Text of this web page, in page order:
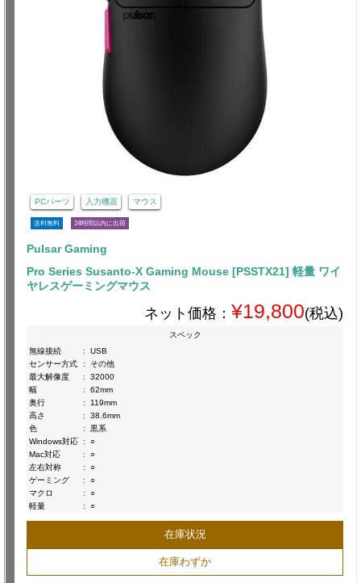
PCパーツ 入力機器 マウス
送料無料 24時間以内に出荷
Pulsar Gaming
Pro Series Susanto-X Gaming Mouse [PSSTX21] 軽量 ワイ
ヤレスゲーミングマウス
ネット価格： ¥19,800(税込)
スペック
無線接続
:
USB
センサー方式
:
その他
最大解像度
:
32000
幅
:
62mm
奥行
:
119mm
高さ
:
38.6mm
色
:
黒系
Windows対応 :
○
Mac対応
:
○
左右対称
:
○
ゲーミング
:
○
マクロ
:
○
軽量
: ○
在庫状況
在庫わずか